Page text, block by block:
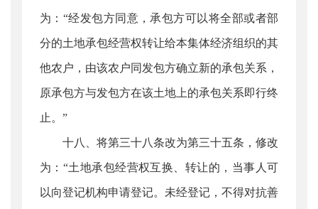
为：“经发包方同意，承包方可以将全部或者部
分的土地承包经营权转让给本集体经济组织的其
他农户，由该农户同发包方确立新的承包关系，
原承包方与发包方在该土地上的承包关系即行终
止。”
十八、将第三十八条改为第三十五条，修改
为：“土地承包经营权互换、转让的，当事人可
以向登记机构申请登记。未经登记，不得对抗善